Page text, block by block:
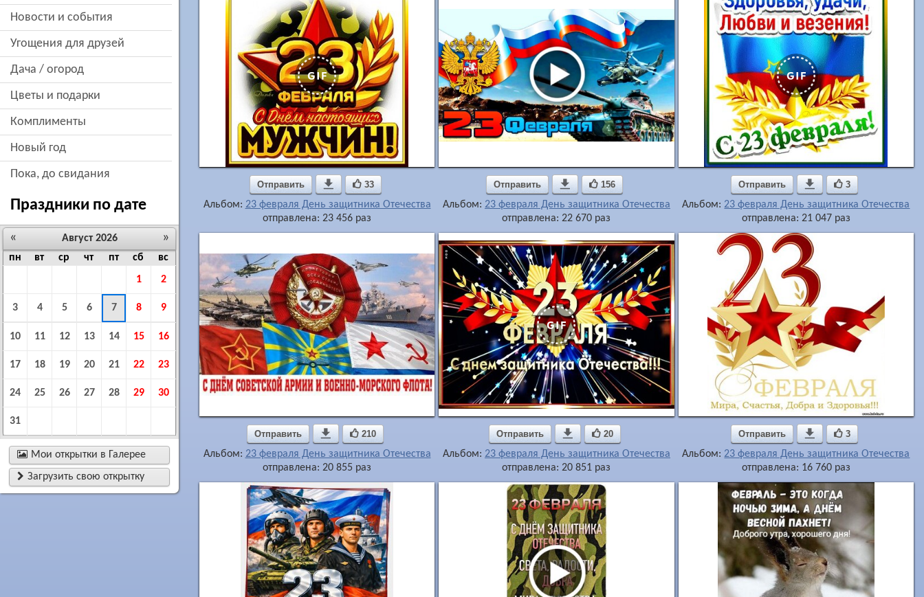
новости и события
угощения для друзей
дача / огород
цветы и подарки
комплименты
новый год
пока, до свидания
Праздники по дате
« »
Август 2026
пн
вт ср чт пт сб
вс
1
2
3 4 5 6 7 8 9
10 11 12 13 14 15 16
17 18 19 20 21 22 23
24 25 26 27 28 29 30
31
 Мои открытки в Галерее
 Загрузить свою открытку
Отправить  33
Альбом: 23 февраля День защитника Отечества
отправлена: 23 456 раз
Отправить  156
Альбом: 23 февраля День защитника Отечества
отправлена: 22 670 раз
Отправить  3
Альбом:23 февраля День защитника Отечества
отправлена: 21 047 раз
Отправить  210
Альбом: 23 февраля День защитника Отечества
отправлена: 20 855 раз
Отправить  20
Альбом: 23 февраля День защитника Отечества
отправлена: 20 851 раз
Отправить  3
Альбом:23 февраля День защитника Отечества
отправлена: 16 760 раз